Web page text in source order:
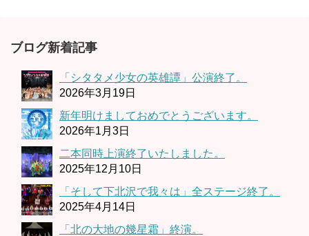
ブログ新着記事
「シタタメ少女の英雄譚」公演終了。
2026年3月19日
新年明けましておめでとうございます。
2026年1月3日
二本同時上演終了いたしました。
2025年12月10日
「そして下北沢で我々は」全ステージ終了。
2025年4月14日
「北の大地の幾星霜」終演。